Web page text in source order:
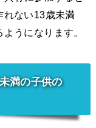
れない13歳未満
うになります。
満の子供の